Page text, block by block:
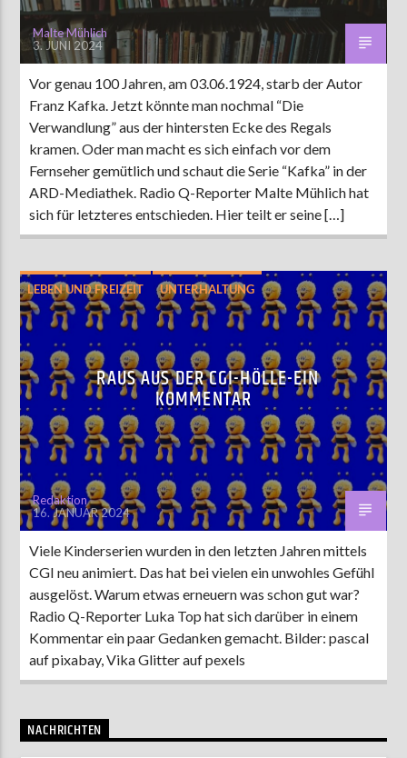
Malte Mühlich
3. JUNI 2024
Vor genau 100 Jahren, am 03.06.1924, starb der Autor
Franz Kafka. Jetzt könnte man nochmal “Die
Verwandlung” aus der hintersten Ecke des Regals
kramen. Oder man macht es sich einfach vor dem
Fernseher gemütlich und schaut die Serie “Kafka” in der
ARD-Mediathek. Radio Q-Reporter Malte Mühlich hat
sich für letzteres entschieden. Hier teilt er seine […]
LEBEN UND FREIZEIT UNTERHALTUNG
RAUS AUS DER CGI-HÖLLE-EIN
KOMMENTAR
Redaktion
16. JANUAR 2024
Viele Kinderserien wurden in den letzten Jahren mittels
CGI neu animiert. Das hat bei vielen ein unwohles Gefühl
ausgelöst. Warum etwas erneuern was schon gut war?
Radio Q-Reporter Luka Top hat sich darüber in einem
Kommentar ein paar Gedanken gemacht. Bilder: pascal
auf pixabay, Vika Glitter auf pexels
NACHRICHTEN